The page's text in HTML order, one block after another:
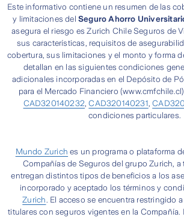
Este informativo contiene un resumen de las
y limitaciones del Seguro Ahorro
asegura el riesgo es Zurich Chile Seguros de
sus características, requisitos de
cobertura, sus limitaciones y el monto y forma
detallan en las siguientes condiciones
adicionales incorporadas en el Depósito de
para el Mercado Financiero
CAD320140232 ,CAD320140231 ,
condiciones particulares.
Mundo Zurich es un programa o plataforma
Compañías de Seguros del grupo Zurich, a
entregan distintos tipos de beneficios a los
incorporado y aceptado los términos y
Zurich . El acceso se encuentra restringido
titulares con seguros vigentes en la Compañía.